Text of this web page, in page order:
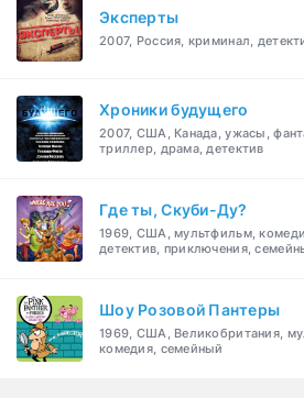
Эксперты
2007, Россия, криминал,
Хроники будущего
2007, США, Канада, ужасы,
триллер, драма, детектив
Где ты, Скуби-Ду?
1969, США, мультфильм,
детектив, приключения,
Шоу Розовой Пантеры
1969, США, Великобритания,
комедия, семейный